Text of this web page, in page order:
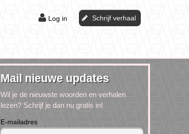
Log in Schrijf verhaal
Mail nieuwe updates
Wil je de nieuwste woorden en verhalen
lezen? Schrijf je dan nu gratis in!
E-mailadres